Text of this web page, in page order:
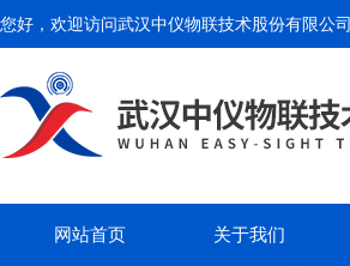
您好，欢迎访问武汉中仪物联技术股份有限公司
网站首页 关于我们